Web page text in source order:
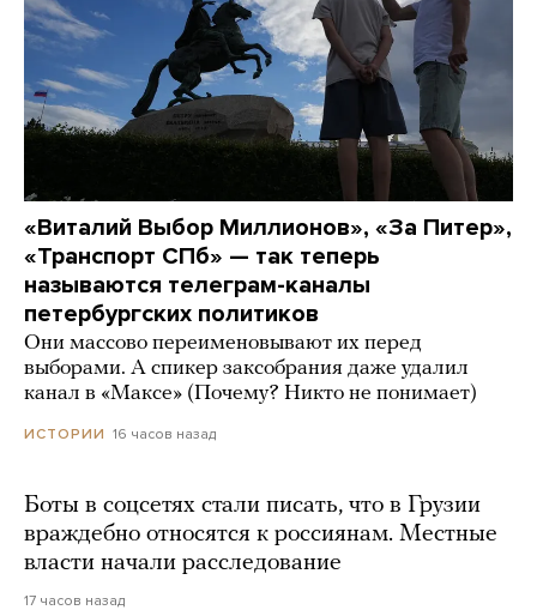
«Виталий Выбор Миллионов», «За Питер»,
«Транспорт СПб» — так теперь
называются телеграм-каналы
петербургских политиков
Они массово переименовывают их перед
выборами. А спикер заксобрания даже удалил
канал в «Максе» (Почему? Никто не понимает)
ИСТОРИИ 16 часов назад
Боты в соцсетях стали писать, что в Грузии
враждебно относятся к россиянам. Местные
власти начали расследование
17 часов назад